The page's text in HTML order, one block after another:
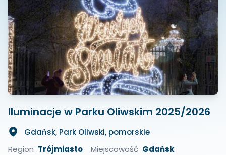
Iluminacje w Parku Oliwskim 2025/2026
Gdańsk, Park Oliwski, pomorskie
Region Trójmiasto Miejscowość Gdańsk